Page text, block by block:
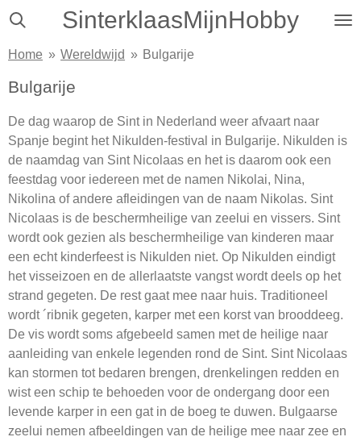
Ga
naar
hoofdinhoud
SinterklaasMijnHobby
Home » Wereldwijd » Bulgarije
Bulgarije
De dag waarop de Sint in Nederland weer afvaart naar
Spanje begint het Nikulden-festival in Bulgarije. Nikulden is
de naamdag van Sint Nicolaas en het is daarom ook een
feestdag voor iedereen met de namen Nikolai, Nina,
Nikolina of andere afleidingen van de naam Nikolas. Sint
Nicolaas is de beschermheilige van zeelui en vissers. Sint
wordt ook gezien als beschermheilige van kinderen maar
een echt kinderfeest is Nikulden niet. Op Nikulden eindigt
het visseizoen en de allerlaatste vangst wordt deels op het
strand gegeten. De rest gaat mee naar huis. Traditioneel
wordt ´ribnik gegeten, karper met een korst van brooddeeg.
De vis wordt soms afgebeeld samen met de heilige naar
aanleiding van enkele legenden rond de Sint. Sint Nicolaas
kan stormen tot bedaren brengen, drenkelingen redden en
wist een schip te behoeden voor de ondergang door een
levende karper in een gat in de boeg te duwen. Bulgaarse
zeelui nemen afbeeldingen van de heilige mee naar zee en